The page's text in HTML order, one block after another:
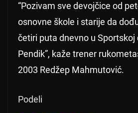
“Pozivam sve devojčice od
osnovne škole i starije da
četiri puta dnevno u Sportskoj
Pendik”, kaže trener
2003 Redžep Mahmutović.
Podeli